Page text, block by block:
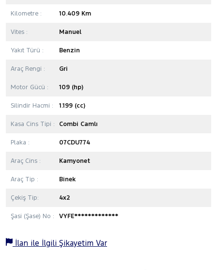
Kilometre : 10.409 Km
Vites : Manuel
Yakıt Türü : Benzin
Araç Rengi : Gri
Motor Gücü : 109 (hp)
Silindir Hacmi : 1.199 (cc)
Kasa Cins Tipi : Combi Camlı
Plaka : 07CDU774
Araç Cins : Kamyonet
Araç Tip : Binek
Çekiş Tip: 4x2
Şasi (Şase) No : VYFE*************
İlan ile İlgili Şikayetim Var